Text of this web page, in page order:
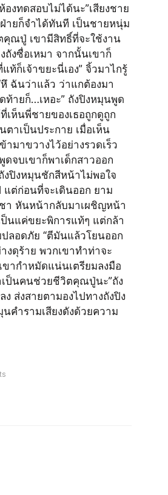
งทดสอบไม่ได้นะ”เสียงชาย
ายก็จำได้ทันที เป็นชายหนุ่ม
คุณปู่ เขามีสิทธิ์ที่จะใช้งาน
ถังซื่อเหมา จากนั้นเขาก็
ก็เจ้าขยะนี่เอง” จิ้วมาไกรู้
ฉันว่าแล้ว ว่าแกต้องมา
ท้ายก็…เหอะ” ถังปิงหมุนพูด
เห็นพี่ชายของเธอถูกดูถูก
ตาเป็นประกาย เมื่อเห็น
มาขวางไว้อย่างรวดเร็ว
ดจบเขาก็พาเด็กสาวออก
งปิงหมุนชักสีหน้าไม่พอใจ
แต่ก่อนที่จะเดินออก ยาม
า หันหน้ากลับมาเผชิญหน้า
ป็นแค่ขยะพิการแท้ๆ แต่กล้า
ลอดภัย “ตีมันแล้วโยนออก
งดุร้าย พวกเขาทำท่าจะ
ขากำหมัดแน่นเตรียมลงมือ
เป็นคนช่วยชีวิตคุณปู่นะ”ถัง
ส่งสายตามองไปทางถังปิง
คำรามเสียงดังด้วยความ